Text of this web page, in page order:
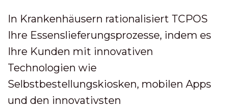
In Krankenhäusern rationalisiert TCPOS
Ihre Essenslieferungsprozesse, indem es
Ihre Kunden mit innovativen
Technologien wie
Selbstbestellungskiosken, mobilen Apps
und den innovativsten